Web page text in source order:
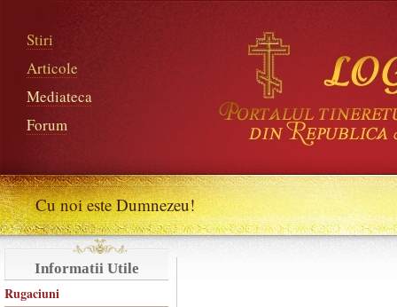
Stiri
Articole
Mediateca
Forum
Cu noi este Dumnezeu!
Informatii Utile
Rugaciuni